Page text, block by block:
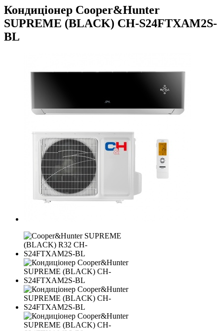
Кондиціонер Cooper&Hunter
SUPREME (BLACK) CH-S24FTXAM2S-
BL